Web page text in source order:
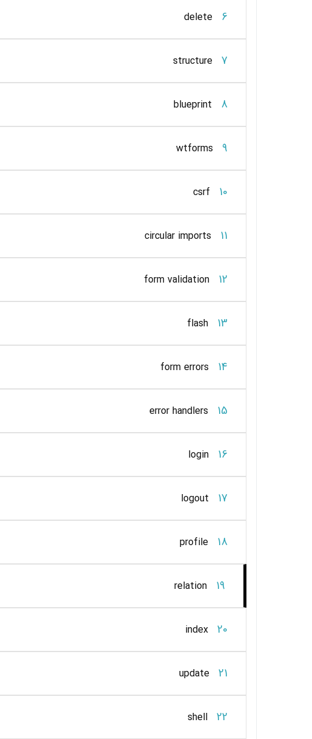
6
delete
7
structure
8
blueprint
9
wtforms
10
csrf
11
circular imports
12
form validation
13
flash
14
form errors
15
error handlers
16
login
17
logout
18
profile
19
relation
20
index
21
update
22
shell